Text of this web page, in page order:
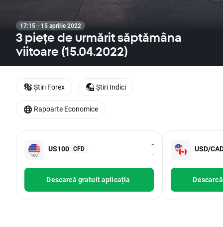
17:15 · 15 aprilie 2022
3 piețe de urmărit săptămâna
viitoare (15.04.2022)
US100 CFD
-
-
Descarcă gratuit aplicația
USD/
Știri Forex Știri Indici
Rapoarte Economice